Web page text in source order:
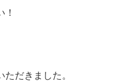
だきました。